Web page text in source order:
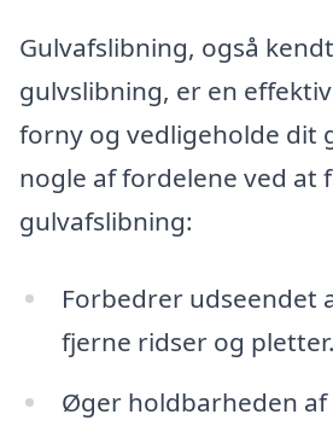
Gulvafslibning, også
gulvslibning, er en
forny og vedligeholde dit
nogle af fordelene ved at
gulvafslibning:
Forbedrer udseendet
fjerne ridser og pletter.
Øger holdbarheden af